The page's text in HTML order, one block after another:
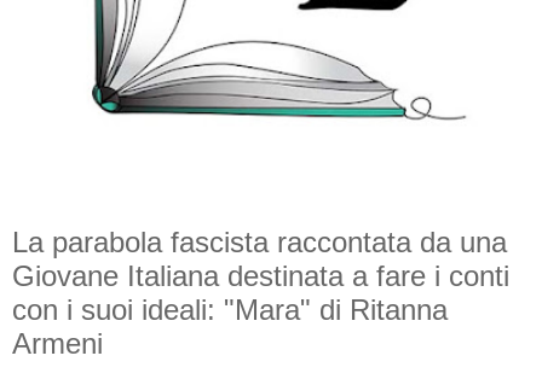
La parabola fascista raccontata da una
Giovane Italiana destinata a fare i conti
con i suoi ideali: "Mara" di Ritanna
Armeni